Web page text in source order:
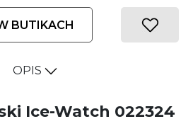
BUTIKACH
OPIS
Ice-Watch 022324